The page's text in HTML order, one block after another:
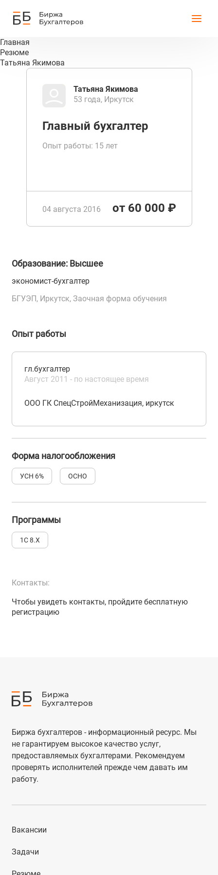
Главная
Резюме
Татьяна Якимова
Татьяна Якимова
53 года, Иркутск
Главный бухгалтер
Опыт работы: 15 лет
04 августа 2016 от 60 000 ₽
Образование: Высшее
экономист-бухгалтер
БГУЭП, Иркутск, Заочная форма обучения
Опыт работы
гл.бухгалтер
Август 2011 - по настоящее время
ООО ГК СпецСтройМеханизация, иркутск
Форма налогообложения
УСН 6% ОСНО
Программы
1С 8.Х
Контакты:
Чтобы увидеть контакты, пройдите бесплатную
регистрацию
Биржа бухгалтеров - информационный ресурс. Мы
не гарантируем высокое качество услуг,
предоставляемых бухгалтерами. Рекомендуем
проверять исполнителей прежде чем давать им
работу.
Вакансии
Задачи